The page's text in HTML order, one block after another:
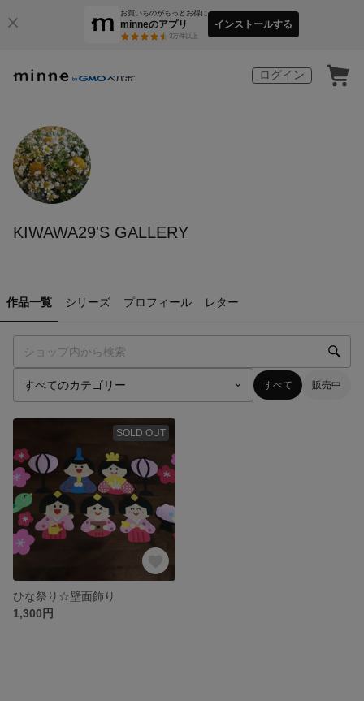
お買いものがもっとお得に
minneのアプリ
3万件以上
インストールする
ログイン
KIWAWA29'S GALLERY
作品一覧 シリーズ プロフィール レター
すべて 販売中
SOLD OUT
ひな祭り☆壁面飾り
1,300円